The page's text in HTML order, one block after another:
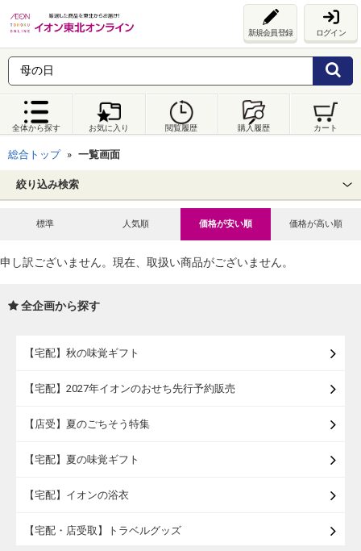
新規会員登録 ログイン
全体から探す お気に入り 閲覧履歴 購入履歴 カート
総合トップ 一覧画面
絞り込み検索
標準 人気順 価格が安い順 価格が高い順
申し訳ございません。現在、取扱い商品がございません。
全企画から探す
【宅配】秋の味覚ギフト
【宅配】2027年イオンのおせち先行予約販売
【店受】夏のごちそう特集
【宅配】夏の味覚ギフト
【宅配】イオンの浴衣
【宅配・店受取】トラベルグッズ